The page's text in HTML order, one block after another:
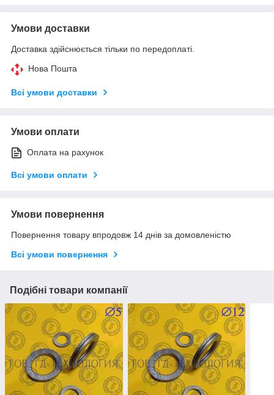
Умови доставки
Доставка здійснюється тільки по передоплаті.
Нова Пошта
Всі умови доставки
Умови оплати
Оплата на рахунок
Всі умови оплати
Умови повернення
Повернення товару впродовж 14 днів за домовленістю
Всі умови повернення
Подібні товари компанії